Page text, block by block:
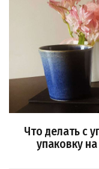
Что делать с
упаковку